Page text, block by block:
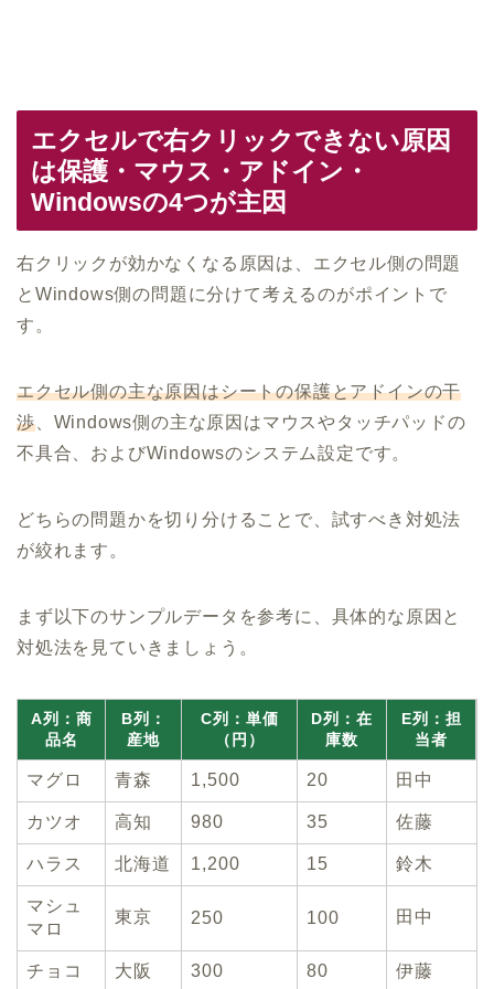
エクセルで右クリックできない原因
は保護・マウス・アドイン・
Windowsの4つが主因
右クリックが効かなくなる原因は、エクセル側の問題
とWindows側の問題に分けて考えるのがポイントで
す。
エクセル側の主な原因はシートの保護とアドインの干
渉、Windows側の主な原因はマウスやタッチパッドの
不具合、およびWindowsのシステム設定です。
どちらの問題かを切り分けることで、試すべき対処法
が絞れます。
まず以下のサンプルデータを参考に、具体的な原因と
対処法を見ていきましょう。
A列：商
品名
B列：
産地
C列：単価
（円）
D列：在
庫数
E列：担
当者
マグロ 青森 1,500 20 田中
カツオ 高知 980 35 佐藤
ハラス 北海道 1,200 15 鈴木
マシュ
マロ
東京 250 100 田中
チョコ 大阪 300 80 伊藤